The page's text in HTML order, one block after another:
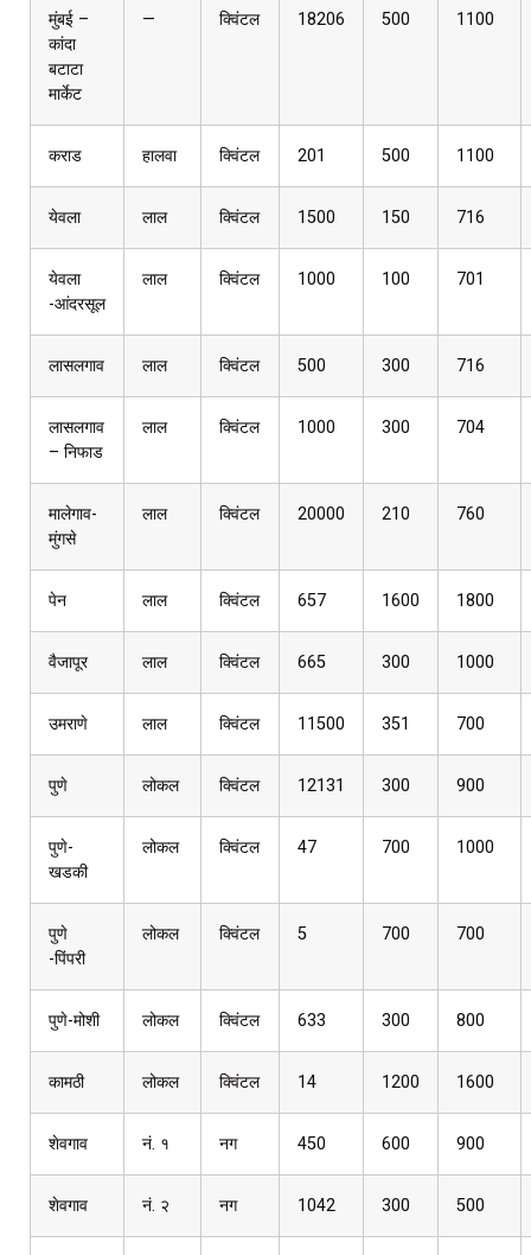
मुंबई –
कांदा
बटाटा
मार्केट
— क्विंटल 18206 500 1100
कराड हालवा क्विंटल 201 500 1100
येवला लाल क्विंटल 1500 150 716
येवला
-आंदरसूल
लाल क्विंटल 1000 100 701
लासलगाव लाल क्विंटल 500 300 716
लासलगाव
– निफाड
लाल क्विंटल 1000 300 704
मालेगाव-
मुंगसे
लाल क्विंटल 20000 210 760
पेन लाल क्विंटल 657 1600 1800
वैजापूर लाल क्विंटल 665 300 1000
उमराणे लाल क्विंटल 11500 351 700
पुणे लोकल क्विंटल 12131 300 900
पुणे-
खडकी
लोकल क्विंटल 47 700 1000
पुणे
-पिंपरी
लोकल क्विंटल 5 700 700
पुणे-मोशी लोकल क्विंटल 633 300 800
कामठी लोकल क्विंटल 14 1200 1600
शेवगाव नं. १ नग 450 600 900
शेवगाव नं. २ नग 1042 300 500